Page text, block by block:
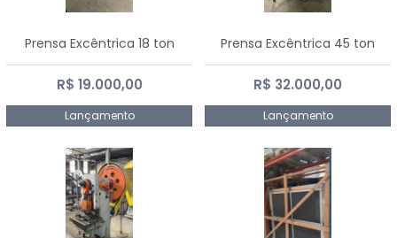
Prensa Excêntrica 18 ton
R$ 19.000,00
Lançamento
Prensa Excêntrica 45 ton
R$ 32.000,00
Lançamento